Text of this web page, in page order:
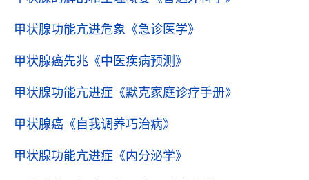
甲状腺功能亢进危象 《急诊医学》
甲状腺癌先兆 《中医疾病预测》
甲状腺功能亢进症 《默克家庭诊疗手册》
甲状腺癌 《自我调养巧治病》
甲状腺功能亢进症 《内分泌学》